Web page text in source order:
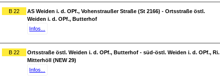
B 22
AS Weiden i. d. OPf., Vohenstraußer Straße (St 2166) - Ortsstraße östl.
Weiden i. d. OPf., Butterhof
Infos...
B 22
Ortsstraße östl. Weiden i. d. OPf., Butterhof - süd-östl. Weiden i. d. OPf., Ri.
Mitterhöll (NEW 29)
Infos...